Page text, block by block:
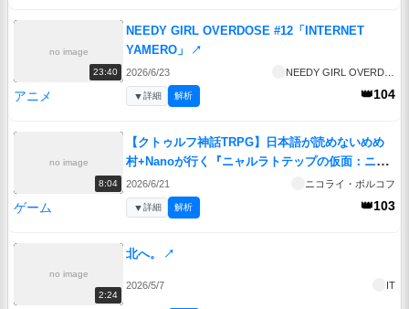
no image
23:40
NEEDY GIRL OVERDOSE #12「INTERNET
YAMERO」
↗
2026/6/23
アニメ 👑104
▼詳細 解析
no image
8:04
【クトゥルフ神話TRPG】日本語が読めないめめ
村+Nanoが行く『ニャルラトテップの仮面：ニュ
ーヨーク編』 第一話【実卓リプレイ】↗
2026/6/21 ニコライ・ボルコフ
ゲーム 👑103
▼詳細 解析
no image
2:24
北へ。 ↗
2026/5/7 IT